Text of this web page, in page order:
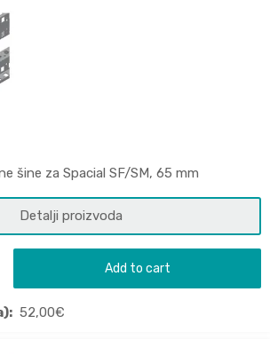
šine za Spacial SF/SM, 65 mm
Detalji proizvoda
Add to cart
52,00€